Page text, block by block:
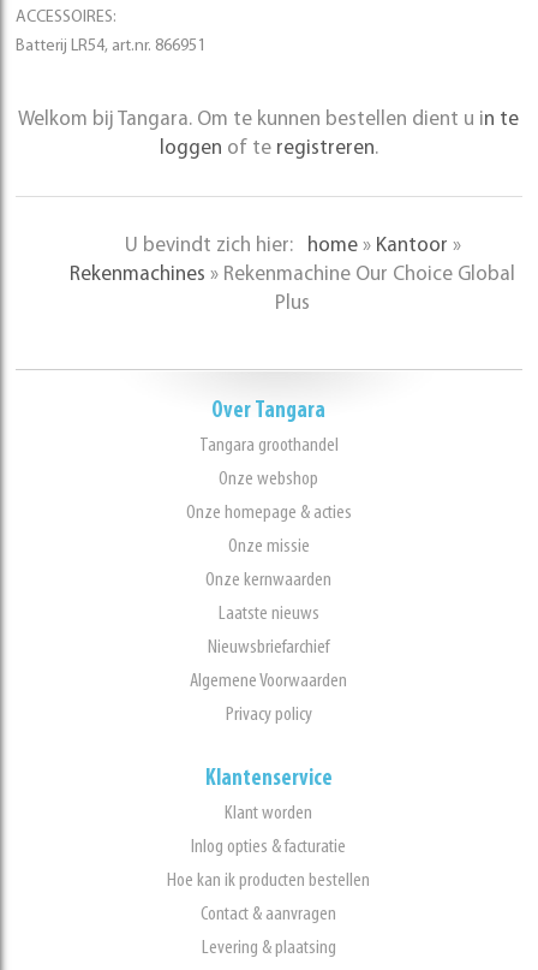
ACCESSOIRES:
Batterij LR54, art.nr. 866951
Welkom bij Tangara. Om te kunnen bestellen dient u in te
loggen of te registreren.
U bevindt zich hier: home » Kantoor »
Rekenmachines » Rekenmachine Our Choice Global
Plus
Over Tangara
Tangara groothandel
Onze webshop
Onze homepage & acties
Onze missie
Onze kernwaarden
Laatste nieuws
Nieuwsbriefarchief
Algemene Voorwaarden
Privacy policy
Klantenservice
Klant worden
Inlog opties & facturatie
Hoe kan ik producten bestellen
Contact & aanvragen
Levering & plaatsing